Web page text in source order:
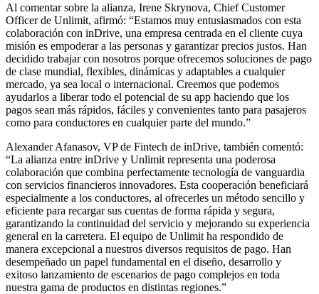
Al comentar sobre la alianza, Irene Skrynova, Chief Customer
Officer de Unlimit, afirmó: “Estamos muy entusiasmados con esta
colaboración con inDrive, una empresa centrada en el cliente cuya
misión es empoderar a las personas y garantizar precios justos. Han
decidido trabajar con nosotros porque ofrecemos soluciones de pago
de clase mundial, flexibles, dinámicas y adaptables a cualquier
mercado, ya sea local o internacional. Creemos que podemos
ayudarlos a liberar todo el potencial de su app haciendo que los
pagos sean más rápidos, fáciles y convenientes tanto para pasajeros
como para conductores en cualquier parte del mundo.”
Alexander Afanasov, VP de Fintech de inDrive, también comentó:
“La alianza entre inDrive y Unlimit representa una poderosa
colaboración que combina perfectamente tecnología de vanguardia
con servicios financieros innovadores. Esta cooperación beneficiará
especialmente a los conductores, al ofrecerles un método sencillo y
eficiente para recargar sus cuentas de forma rápida y segura,
garantizando la continuidad del servicio y mejorando su experiencia
general en la carretera. El equipo de Unlimit ha respondido de
manera excepcional a nuestros diversos requisitos de pago. Han
desempeñado un papel fundamental en el diseño, desarrollo y
exitoso lanzamiento de escenarios de pago complejos en toda
nuestra gama de productos en distintas regiones.”